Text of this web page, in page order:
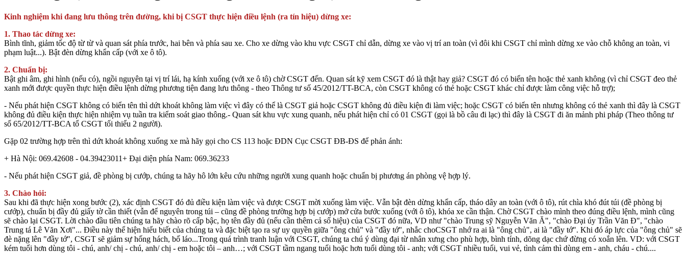
Kinh nghiệm khi đang lưu thông trên đường, khi bị CSGT thực hiện điều lệnh (ra tín hiệu) dừng xe:
1. Thao tác dừng xe:
Bình tĩnh, giảm tốc độ từ từ và quan sát phía trước, hai bên và phía sau xe. Cho xe dừng vào khu vực CSGT chỉ dẫn, dừng xe vào vị trí an toàn (vì đôi khi CSGT chỉ mình dừng xe vào chỗ không an toàn, vi
phạm luật...). Bật đèn dừng khẩn cấp (với xe ô tô).
2. Chuẩn bị:
Bật ghi âm, ghi hình (nếu có), ngồi nguyên tại vị trí lái, hạ kính xuống (với xe ô tô) chờ CSGT đến. Quan sát kỹ xem CSGT đó là thật hay giả? CSGT đó có biển tên hoặc thẻ xanh không (vì chỉ CSGT đeo thẻ
xanh mới được quyền thực hiện điều lệnh dừng phương tiện đang lưu thông - theo Thông tư số 45/2012/TT-BCA, còn CSGT không có thẻ hoặc CSGT khác chỉ được làm công việc hỗ trợ);
- Nếu phát hiện CSGT không có biển tên thì dứt khoát không làm việc vì đây có thể là CSGT giả hoặc CSGT không đủ điều kiện đi làm việc; hoặc CSGT có biển tên nhưng không có thẻ xanh thì đây là CSGT
không đủ điều kiện thực hiện nhiệm vụ tuần tra kiểm soát giao thông.- Quan sát khu vực xung quanh, nếu phát hiện chỉ có 01 CSGT (gọi là bồ câu đi lạc) thì đây là CSGT đi ăn mảnh phi pháp (Theo thông tư
số 65/2012/TT-BCA tổ CSGT tối thiểu 2 người).
Gặp 02 trường hợp trên thì dứt khoát không xuống xe mà hãy gọi cho CS 113 hoặc ĐDN Cục CSGT ĐB-ĐS để phản ánh:
+ Hà Nội: 069.42608 - 04.39423011+ Đại diện phía Nam: 069.36233
- Nếu phát hiện CSGT giả, đề phòng bị cướp, chúng ta hãy hô lớn kêu cứu những người xung quanh hoặc chuẩn bị phương án phòng vệ hợp lý.
3. Chào hỏi:
Sau khi đã thực hiện xong bước (2), xác định CSGT đó đủ điều kiện làm việc và được CSGT mời xuống làm việc. Vẫn bật đèn dừng khẩn cấp, tháo dây an toàn (với ô tô), rút chìa khó đút túi (đề phòng bị
cướp), chuẩn bị đầy đủ giấy tờ cần thiết (vẫn để nguyên trong túi – cũng đề phòng trường hợp bị cướp) mở cửa bước xuống (với ô tô), khóa xe cần thận. Chờ CSGT chào mình theo đúng điều lệnh, mình cũng
sẽ chào lại CSGT. Lời chào đầu tiên chúng ta hãy chào rõ cấp bậc, họ tên đầy đủ (nếu cần thêm cả số hiệu) của CSGT đó nữa, VD như "chào Trung sỹ Nguyễn Văn Ă", "chào Đại úy Trần Văn Đ", "chào
Trung tá Lê Văn Xơi"... Điều này thể hiện hiểu biết của chúng ta và đặc biệt tạo ra sự uy quyền giữa "ông chủ" và "đầy tớ", nhắc choCSGT nhớ ra ai là "ông chủ", ai là "đầy tớ". Khi đó áp lực của "ông chủ" sẽ
đè nặng lên "đầy tớ", CSGT sẽ giảm sự hống hách, bố láo...Trong quá trình tranh luận với CSGT, chúng ta chú ý dùng đại từ nhân xưng cho phù hợp, bình tính, dõng dạc chứ đừng có xoắn lên. VD: với CSGT
kém tuổi hơn dùng tôi - chú, anh/ chị - chú, anh/ chị - em hoặc tôi – anh…; với CSGT tầm ngang tuổi hoặc hơn tuổi dùng tôi - anh; với CSGT nhiều tuổi, vui vẻ, tình cảm thì dùng em - anh, cháu - chú....